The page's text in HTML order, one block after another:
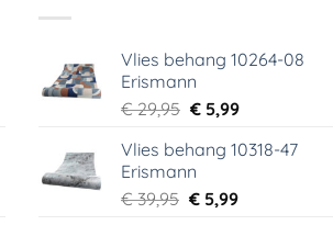
Vlies behang 10264-08
Erismann
€29,95 Oorspronkelijke
was:
€ 29,95.
€5,99Huidige
is:
Vlies behang 10318-47
Erismann
€39,95 Oorspronkelijke
€5,99Huidige